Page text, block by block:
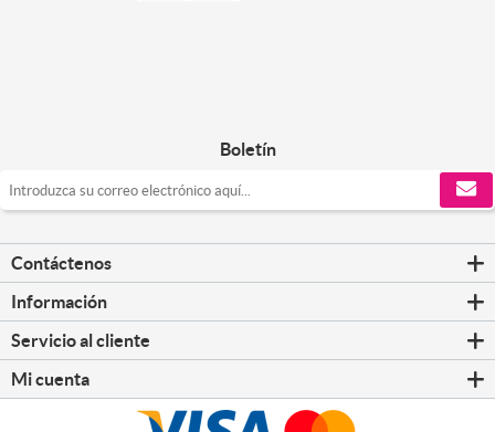
Boletín
Contáctenos
Información
Servicio al cliente
Mi cuenta